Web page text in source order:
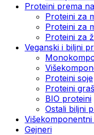
Proteini prema
Proteini za
Proteini za
Proteini za
Veganski i biljni
Proteini soje
Proteini
BIO proteini
Ostali biljni
Gejneri